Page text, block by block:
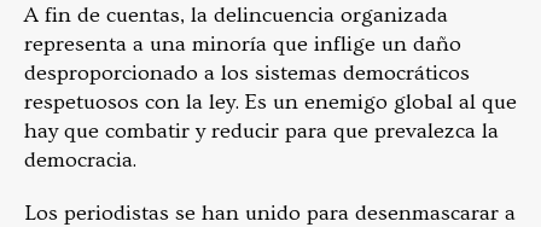
A fin de cuentas, la delincuencia organizada
representa a una minoría que inflige un daño
desproporcionado a los sistemas democráticos
respetuosos con la ley. Es un enemigo global al que
hay que combatir y reducir para que prevalezca la
democracia.
Los periodistas se han unido para desenmascarar a